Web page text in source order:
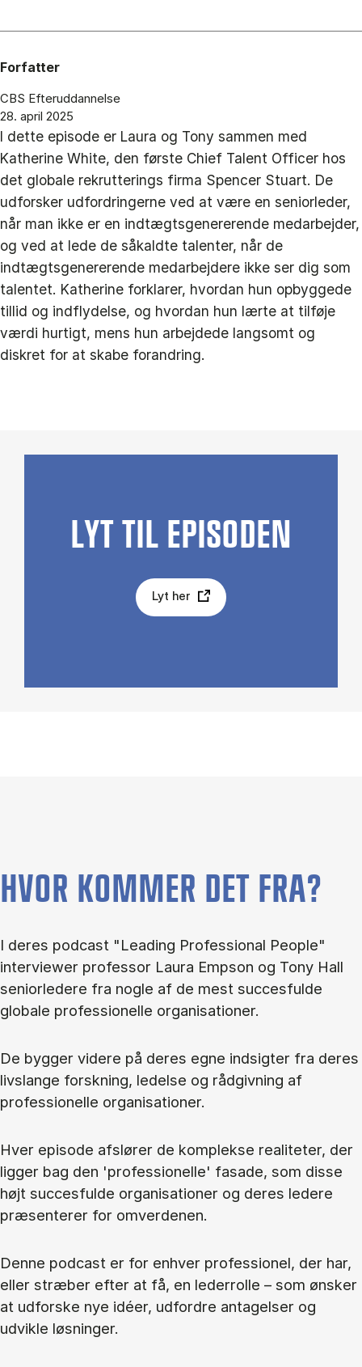
Forfatter
CBS Efteruddannelse
28. april 2025
I dette episode er Laura og Tony sammen med
Katherine White, den første Chief Talent Officer hos
det globale rekrutterings firma Spencer Stuart. De
udforsker udfordringerne ved at være en seniorleder,
når man ikke er en indtægtsgenererende medarbejder,
og ved at lede de såkaldte talenter, når de
indtægtsgenererende medarbejdere ikke ser dig som
talentet. Katherine forklarer, hvordan hun opbyggede
tillid og indflydelse, og hvordan hun lærte at tilføje
værdi hurtigt, mens hun arbejdede langsomt og
diskret for at skabe forandring.
LYT TIL EPISODEN
Lyt her
HVOR KOMMER DET FRA?
I deres podcast "Leading Professional People"
interviewer professor Laura Empson og Tony Hall
seniorledere fra nogle af de mest succesfulde
globale professionelle organisationer.
De bygger videre på deres egne indsigter fra deres
livslange forskning, ledelse og rådgivning af
professionelle organisationer.
Hver episode afslører de komplekse realiteter, der
ligger bag den 'professionelle' fasade, som disse
højt succesfulde organisationer og deres ledere
præsenterer for omverdenen.
Denne podcast er for enhver professionel, der har,
eller stræber efter at få, en lederrolle – som ønsker
at udforske nye idéer, udfordre antagelser og
udvikle løsninger.